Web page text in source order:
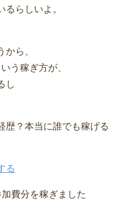
るらしいよ。
ら、
う稼ぎ方が、
し
歴？本当に誰でも稼げる
る
費分を稼ぎました